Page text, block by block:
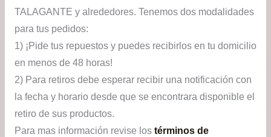
TALAGANTE y alrededores. Tenemos dos modalidades
para tus pedidos:
1) ¡Pide tus repuestos y puedes recibirlos en tu domicilio
en menos de 48 horas!
2) Para retiros debe esperar recibir una notificación con
la fecha y horario desde que se encontrara disponible el
retiro de sus productos.
Para mas información revise los términos de